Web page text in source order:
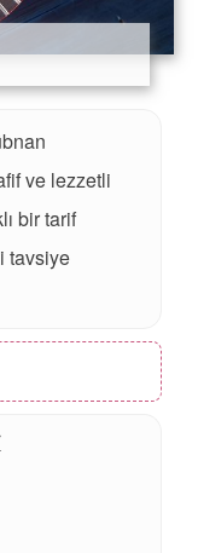
ve lezzetli
bir tarif
tavsiye